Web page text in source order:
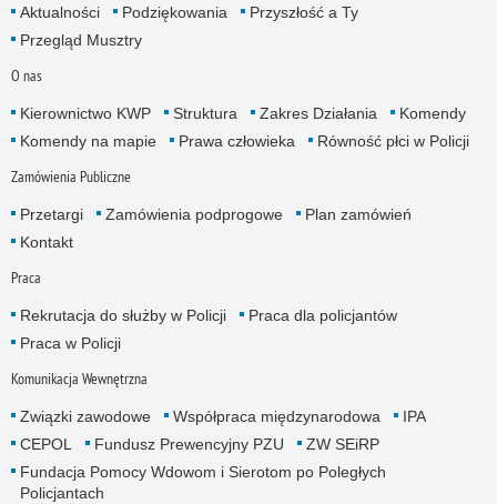
Aktualności Podziękowania
Przyszłość a Ty
Przegląd Musztry
O nas
Kierownictwo KWP Struktura Zakres Działania
Komendy
Komendy na mapie
Prawa człowieka Równość płci w Policji
Zamówienia Publiczne
Przetargi Zamówienia podprogowe
Plan zamówień
Kontakt
Praca
Rekrutacja do służby w Policji
Praca dla policjantów
Praca w Policji
Komunikacja Wewnętrzna
Związki zawodowe Współpraca międzynarodowa
IPA
CEPOL
Fundusz Prewencyjny PZU
ZW SEiRP
Fundacja Pomocy Wdowom i Sierotom po Poległych
Policjantach